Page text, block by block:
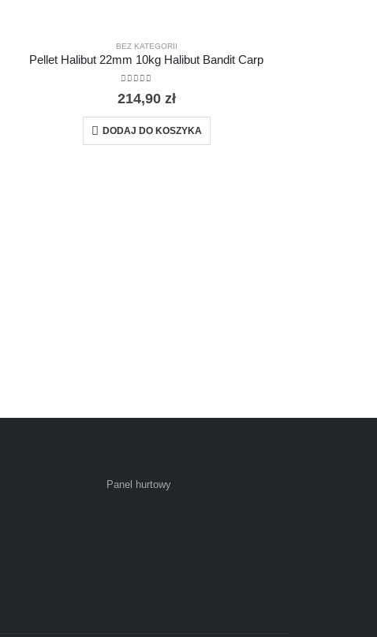
PELLET ZANĘTOWY HALIBUT
BEZ KATEGORII
Pellet Halibut 22mm 10kg Halibut Bandit Carp
214,90 zł
DODAJ DO KOSZYKA
Panel hurtowy